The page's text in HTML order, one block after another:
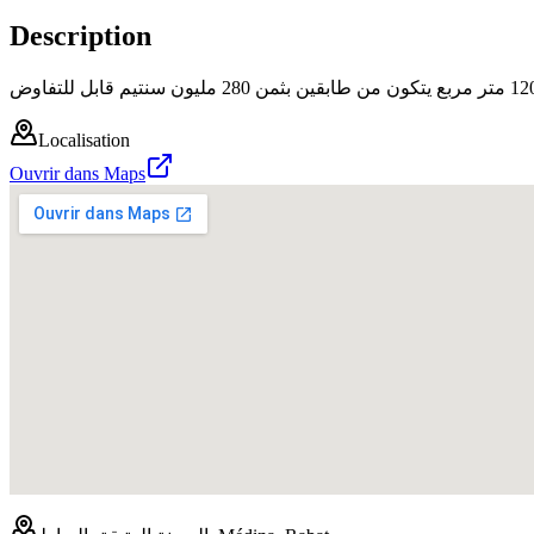
Description
Localisation
Ouvrir dans Maps